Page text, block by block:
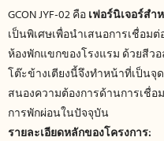
GCON JYF-02 คือเฟอร์นิเจอร์สำ
เป็นพิเศษเพื่อนำเสนอการเชื่อ
ห้องพักแขกของโรงแรม ด้วยสีว
โต๊ะข้างเตียงนี้จึงทำหน้าที่เป็น
สนองความต้องการด้านการเชื่อ
การพักผ่อนในปัจจุบัน
รายละเอียดหลักของโครงการ: